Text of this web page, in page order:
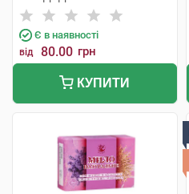
шт
Є в наявності
від 80.00 грн
КУПИТИ